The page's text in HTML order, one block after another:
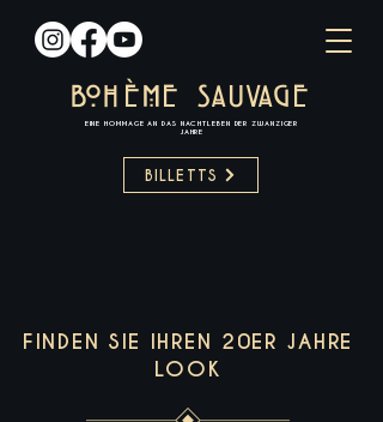
BOH È ME SAUVAGE
EINE HOMMAGE AN DAS NACHTLEBEN DER ZWANZIGER
JAHRE​
BILLETTS
FINDEN SIE IHREN 20ER JAHRE
LOOK